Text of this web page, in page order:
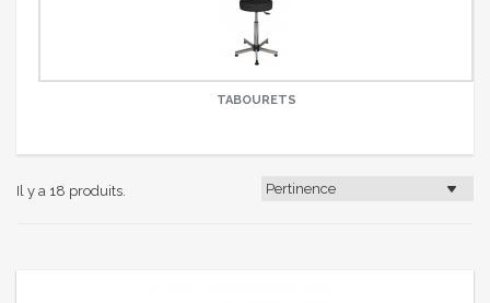
TABOURETS
Il y a 18 produits.